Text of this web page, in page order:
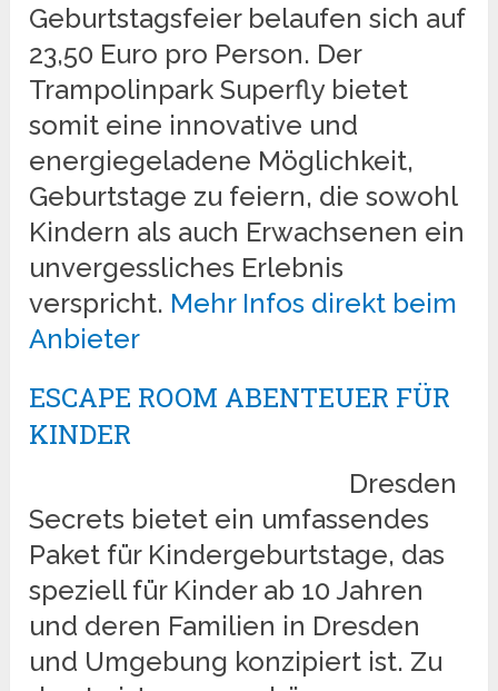
Geburtstagsfeier belaufen sich auf
23,50 Euro pro Person. Der
Trampolinpark Superfly bietet
somit eine innovative und
energiegeladene Möglichkeit,
Geburtstage zu feiern, die sowohl
Kindern als auch Erwachsenen ein
unvergessliches Erlebnis
verspricht. Mehr Infos direkt beim
Anbieter
ESCAPE ROOM ABENTEUER FÜR
KINDER
Dresden
Secrets bietet ein umfassendes
Paket für Kindergeburtstage, das
speziell für Kinder ab 10 Jahren
und deren Familien in Dresden
und Umgebung konzipiert ist. Zu